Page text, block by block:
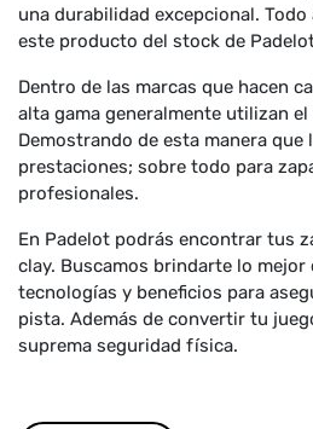
una durabilidad excepcional.
este producto del stock de
Dentro de las marcas que hacen
alta gama generalmente utilizan
Demostrando de esta manera que
prestaciones; sobre todo para
profesionales.
En Padelot podrás encontrar tus
clay. Buscamos brindarte lo mejor
tecnologías y beneficios para
pista. Además de convertir tu
suprema seguridad física.